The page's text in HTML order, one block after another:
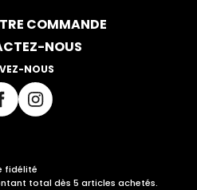
COMMANDE
NOUS
NOUS
fidélité
total dès 5 articles achetés.